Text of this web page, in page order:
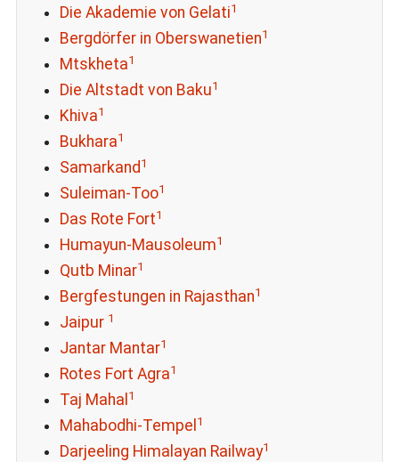
Die Akademie von Gelati1
Bergdörfer in Oberswanetien1
Mtskheta1
Die Altstadt von Baku1
Khiva1
Bukhara1
Samarkand 1
Suleiman-Too1
Das Rote Fort1
Humayun-Mausoleum1
Qutb Minar1
Bergfestungen in Rajasthan1
Jaipur 1
Jantar Mantar1
Rotes Fort Agra1
Taj Mahal 1
Mahabodhi-Tempel 1
Darjeeling Himalayan Railway1